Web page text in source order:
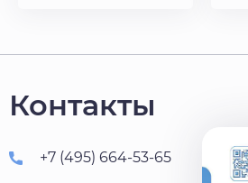
Контакты
+7 (495) 664-53-65